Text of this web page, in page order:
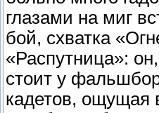
глазами на миг
бой, схватка
«Распутница»:
стоит у
кадетов, ощущая